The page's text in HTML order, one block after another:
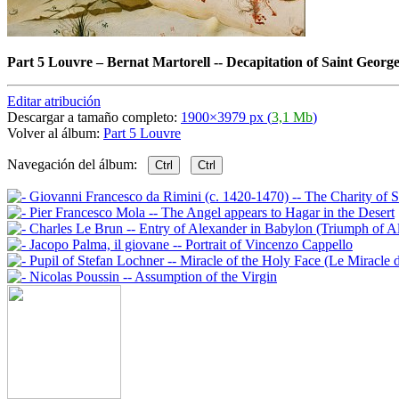
Part 5 Louvre–Bernat Martorell -- Decapitation of Saint George
Editar atribución
Descargar a tamaño completo: 1900×3979 px (3,1 Mb)
Volver al álbum: Part 5 Louvre
Navegación del álbum: Ctrl Ctrl